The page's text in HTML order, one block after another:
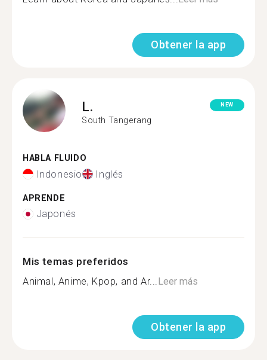
Obtener la app
L.
South Tangerang
NEW
HABLA FLUIDO
Indonesio Inglés
APRENDE
Japonés
Mis temas preferidos
Animal, Anime, Kpop, and Ar...Leer más
Obtener la app